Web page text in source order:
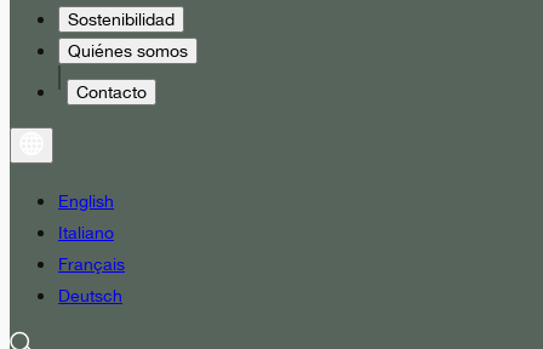
Sostenibilidad
Quiénes somos
Contacto
English
Italiano
Français
Deutsch